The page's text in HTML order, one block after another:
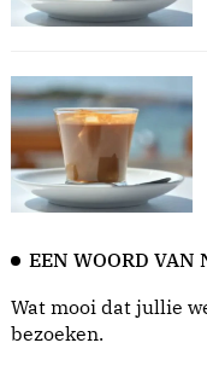
EEN WOORD VAN
Wat mooi dat jullie
bezoeken.